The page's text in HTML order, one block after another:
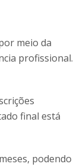
meio da
profissional.
final está
podendo